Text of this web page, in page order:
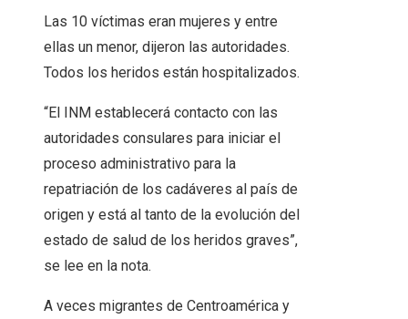
Las 10 víctimas eran mujeres y entre
ellas un menor, dijeron las autoridades.
Todos los heridos están hospitalizados.
“El INM establecerá contacto con las
autoridades consulares para iniciar el
proceso administrativo para la
repatriación de los cadáveres al país de
origen y está al tanto de la evolución del
estado de salud de los heridos graves”,
se lee en la nota.
A veces migrantes de Centroamérica y